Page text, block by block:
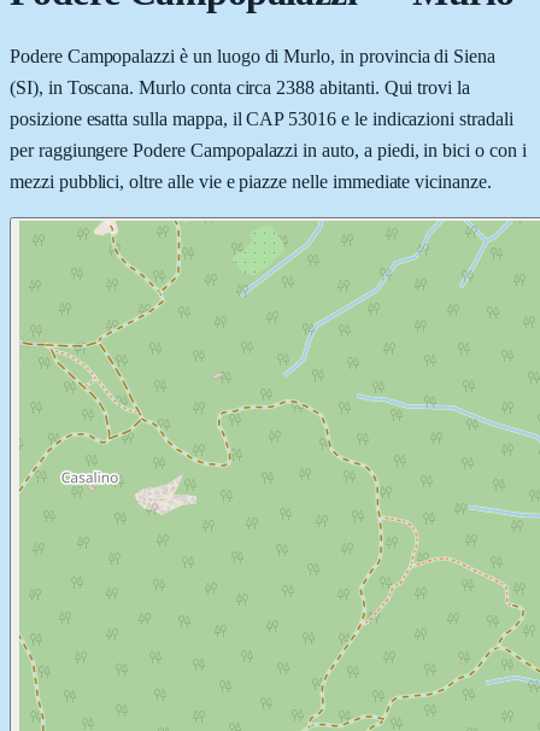
Podere Campopalazzi è un luogo di Murlo, in provincia di Siena
(SI), in Toscana. Murlo conta circa 2388 abitanti. Qui trovi la
posizione esatta sulla mappa, il CAP 53016 e le indicazioni stradali
per raggiungere Podere Campopalazzi in auto, a piedi, in bici o con i
mezzi pubblici, oltre alle vie e piazze nelle immediate vicinanze.